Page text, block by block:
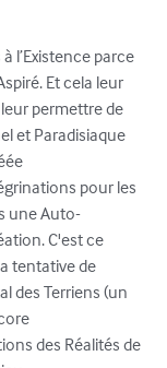
l’Existence parce
Et cela leur
permettre de
et Paradisiaque
pour les
une Auto-
C'est ce
tentative de
des Terriens (un
des Réalités de